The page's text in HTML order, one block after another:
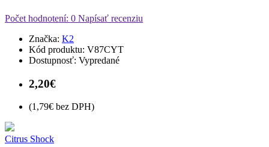
Počet hodnotení: 0 Napísať recenziu
Značka: K2
Kód produktu: V87CYT
Dostupnosť: Vypredané
2,20€
(1,79€ bez DPH)
Citrus Shock